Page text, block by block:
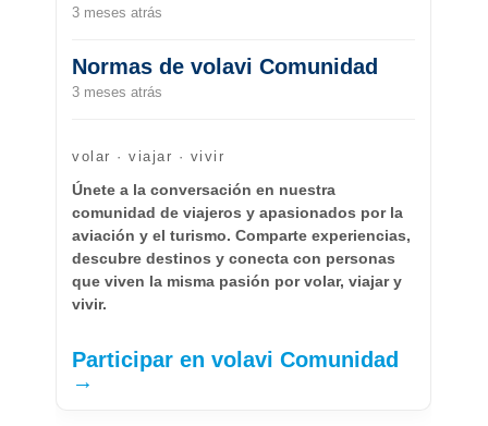
3 meses atrás
Normas de volavi Comunidad
3 meses atrás
volar · viajar · vivir
Únete a la conversación en nuestra
comunidad de viajeros y apasionados por la
aviación y el turismo. Comparte experiencias,
descubre destinos y conecta con personas
que viven la misma pasión por volar, viajar y
vivir.
Participar en volavi Comunidad
→